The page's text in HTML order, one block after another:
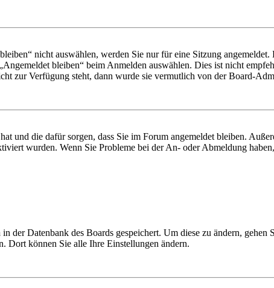
nicht auswählen, werden Sie nur für eine Sitzung
bleiben“ beim Anmelden auswählen. Dies ist nicht
zur Verfügung steht, dann wurde sie vermutlich von der Board-
und die dafür sorgen, dass Sie im Forum angemeldet bleiben.
wurden. Wenn Sie Probleme bei der An- oder Abmeldung
der Datenbank des Boards gespeichert. Um diese zu ändern,
Dort können Sie alle Ihre Einstellungen ändern.